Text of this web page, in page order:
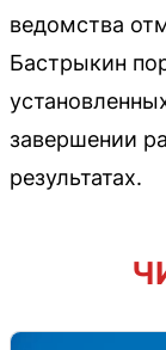
ведомства
Бастрыкин
завершении
результатах.